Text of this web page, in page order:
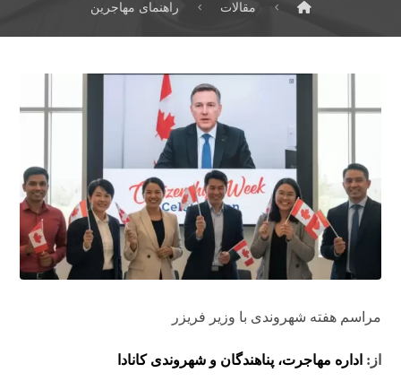
مقالات راهنمای مهاجرین
مراسم هفته شهروندی با وزیر فریزر
از: اداره مهاجرت، پناهندگان و شهروندی کانادا